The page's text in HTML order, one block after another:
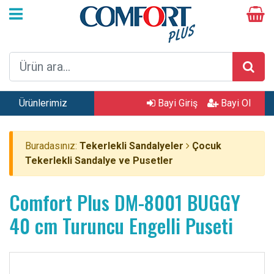
Ürünlerimiz Bayi Giriş Bayi Ol
Buradasınız: Tekerlekli Sandalyeler
Çocuk
Tekerlekli Sandalye ve Pusetler
Comfort Plus DM-8001 BUGGY
40 cm Turuncu Engelli Puseti